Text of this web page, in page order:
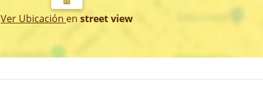
Ver Ubicación en street view